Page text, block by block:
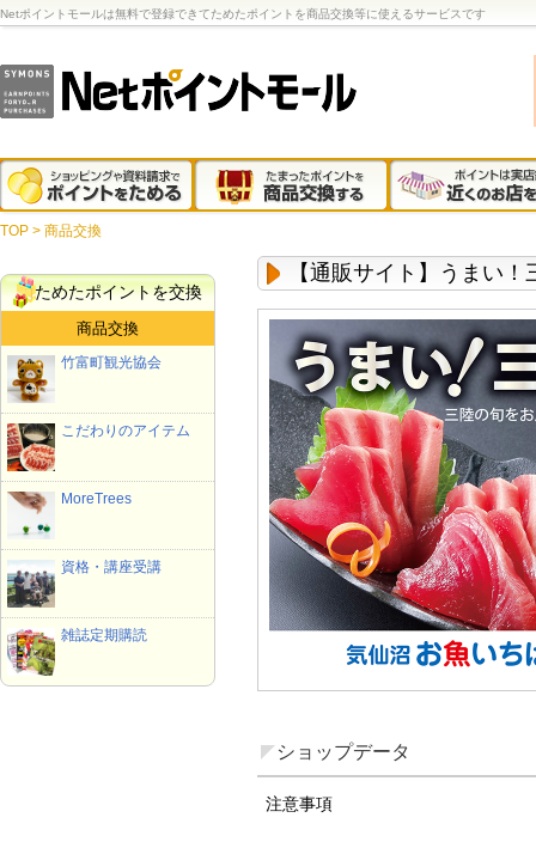
Netポイントモールは無料で登録できてためたポイントを商品交換等に使えるサービスです
TOP > 商品交換
ためたポイントを交換
商品交換
竹富町観光協会
こだわりのアイテム
MoreTrees
資格・講座受講
雑誌定期購読
【通販サイト】うまい
ショップデータ
注意事項